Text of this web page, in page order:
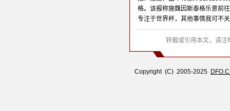
格。该报称施魏因斯泰格乐意前
专注于世界杯，其他事情我可不
转载或引用本文，请注
Copyright (C) 2005-2025